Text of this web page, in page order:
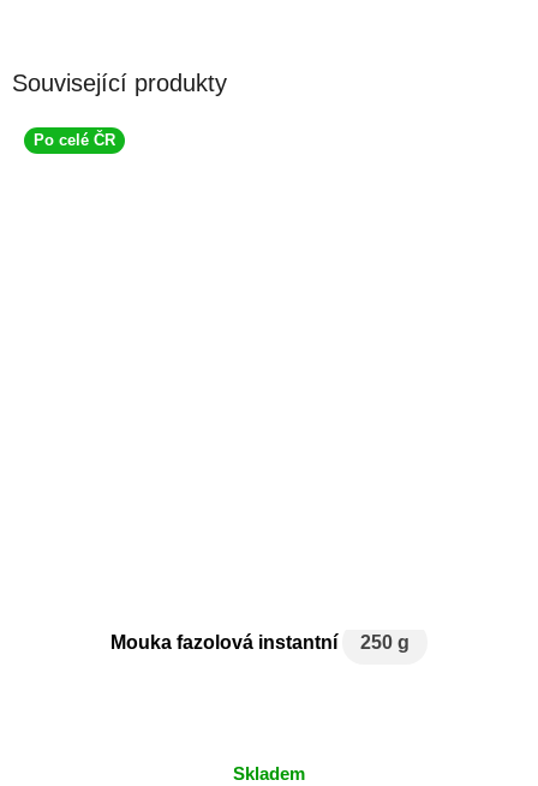
Související produkty
Po celé ČR
Mouka fazolová instantní 250 g
Skladem